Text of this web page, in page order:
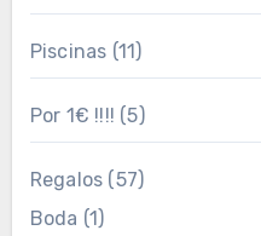
Piscinas (11)
Por 1€ !!!! (5)
Regalos (57)
Boda (1)